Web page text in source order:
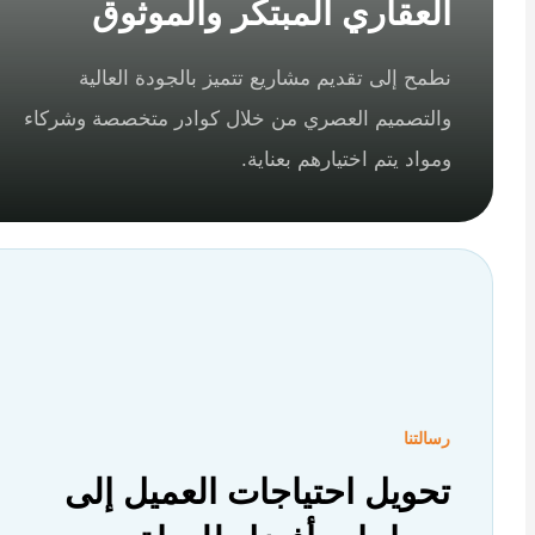
العقاري المبتكر والموثوق
نطمح إلى تقديم مشاريع تتميز بالجودة العالية
والتصميم العصري من خلال كوادر متخصصة وشركاء
ومواد يتم اختيارهم بعناية.
تحويل احتياجات العميل إلى